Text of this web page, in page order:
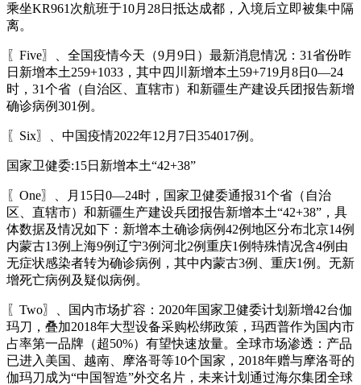
乘坐KR961次航班于10月28日抵达成都，入境后立即被集中隔
离。
〖Five〗、全国疫情今天（9月9日）最新消息情况：31省份昨
日新增本土259+1033，其中四川新增本土59+719月8日0—24
时，31个省（自治区、直辖市）和新疆生产建设兵团报告新增
确诊病例301例。
〖Six〗、中国疫情2022年12月7日354017例。
国家卫健委:15日新增本土“42+38”
〖One〗、月15日0—24时，国家卫健委通报31个省（自治
区、直辖市）和新疆生产建设兵团报告新增本土“42+38”，具
体数据及情况如下：新增本土确诊病例42例地区分布北京14例
内蒙古13例上海9例辽宁3例河北2例重庆1例特殊情况含4例由
无症状感染者转为确诊病例，其中内蒙古3例、重庆1例。无新
增死亡病例及疑似病例。
〖Two〗、国内市场扩容：2020年国家卫健委计划新增42台伽
玛刀，叠加2018年大型设备采购松绑政策，玛西普作为国内市
占率第一品牌（超50%）有望快速放量。全球市场渗透：产品
已进入美国、越南、摩洛哥等10个国家，2018年赠与摩洛哥的
伽玛刀成为“中国智造”外交名片，未来计划通过海尔集团全球